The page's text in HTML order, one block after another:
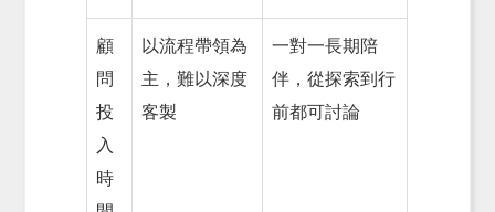
顧
問
投
入
時
以流程帶領為
主，難以深度
客製
一對一長期陪
伴，從探索到行
前都可討論